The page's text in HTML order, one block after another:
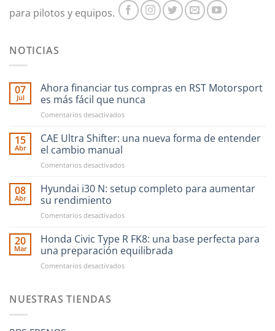
para pilotos y equipos.
NOTICIAS
07
Jul
Ahora financiar tus compras en RST Motorsport
es más fácil que nunca
Comentarios desactivadosen
financiar
en
Motorsport
fácil
nunca
15
Abr
CAE Ultra Shifter: una nueva forma de entender
el cambio manual
Comentarios desactivadosen
Ultra
Shifter:
nueva
de
entender
cambio
08
Abr
Hyundai i30 N: setup completo para aumentar
su rendimiento
Comentarios desactivadosen
i30
setup
completo
20
Mar
Honda Civic Type R FK8: una base perfecta para
una preparación equilibrada
Comentarios desactivadosen
NUESTRAS TIENDAS